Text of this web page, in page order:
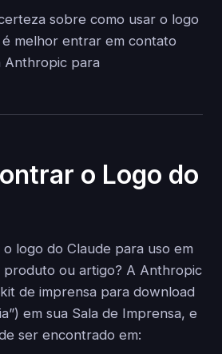
sobre como usar o logo
é melhor entrar em contato
Anthropic para
o Logo do
logo do Claude para uso em
produto ou artigo? A Anthropic
de imprensa para download
em sua Sala de Imprensa, e
ser encontrado em: